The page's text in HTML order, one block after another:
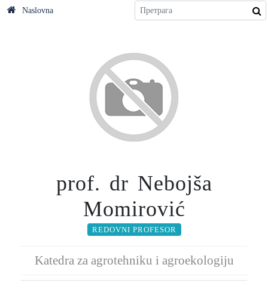
Naslovna
prof. dr Nebojša
Momirović
REDOVNI PROFESOR
Katedra za agrotehniku i agroekologiju